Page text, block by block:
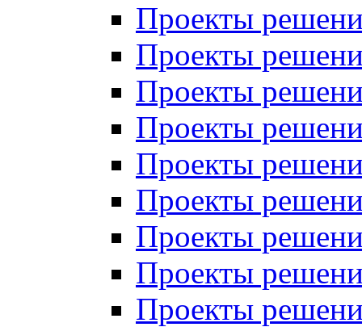
Проекты
Проекты
Проекты
Проекты
Проекты
Проекты
Проекты
Проекты
Проекты